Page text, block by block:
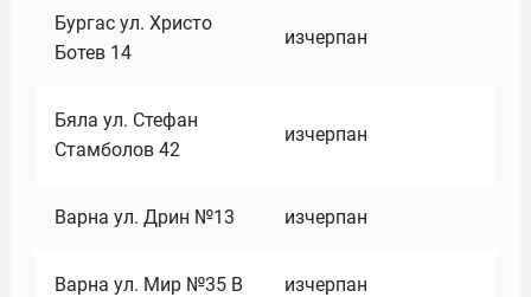
Бургас ул. Христо
Ботев 14
изчерпан
Бяла ул. Стефан
Стамболов 42
изчерпан
Варна ул. Дрин №13 изчерпан
Варна ул. Мир №35 В изчерпан